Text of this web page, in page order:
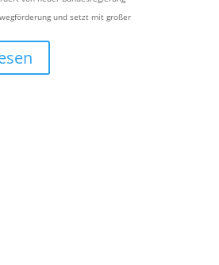
und setzt mit großer